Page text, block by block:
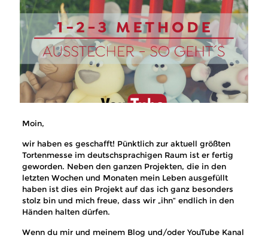
Moin,
wir haben es geschafft! Pünktlich zur aktuell größten
Tortenmesse im deutschsprachigen Raum ist er fertig
geworden. Neben den ganzen Projekten, die in den
letzten Wochen und Monaten mein Leben ausgefüllt
haben ist dies ein Projekt auf das ich ganz besonders
stolz bin und mich freue, dass wir „ihn“ endlich in den
Händen halten dürfen.
Wenn du mir und meinem Blog und/oder YouTube Kanal